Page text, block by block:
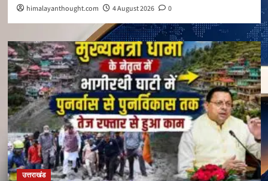
himalayanthought.com 4 August 2026 0
उत्तराखंड